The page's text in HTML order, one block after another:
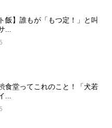
飯】誰もが「もつ定！」と叫
...
食堂ってこれのこと！「犬若
...